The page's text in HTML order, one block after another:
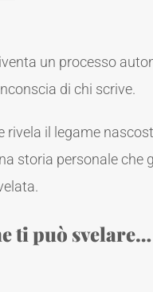
un processo
di chi scrive.
il legame
storia personale che
ti può svelare…